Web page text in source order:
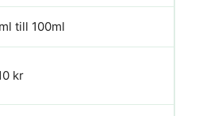
till 100ml
kr